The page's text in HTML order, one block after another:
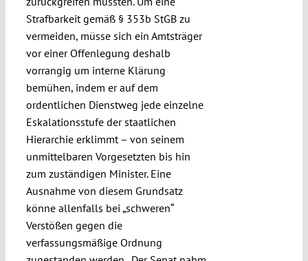
Strafbarkeit gemäß § 353b StGB zu
vermeiden, müsse sich ein Amtsträger
vor einer Offenlegung deshalb
vorrangig um interne Klärung
bemühen, indem er auf dem
ordentlichen Dienstweg jede einzelne
Eskalationsstufe der staatlichen
Hierarchie erklimmt – von seinem
unmittelbaren Vorgesetzten bis hin
zum zuständigen Minister. Eine
Ausnahme von diesem Grundsatz
könne allenfalls bei „schweren“
Verstößen gegen die
verfassungsmäßige Ordnung